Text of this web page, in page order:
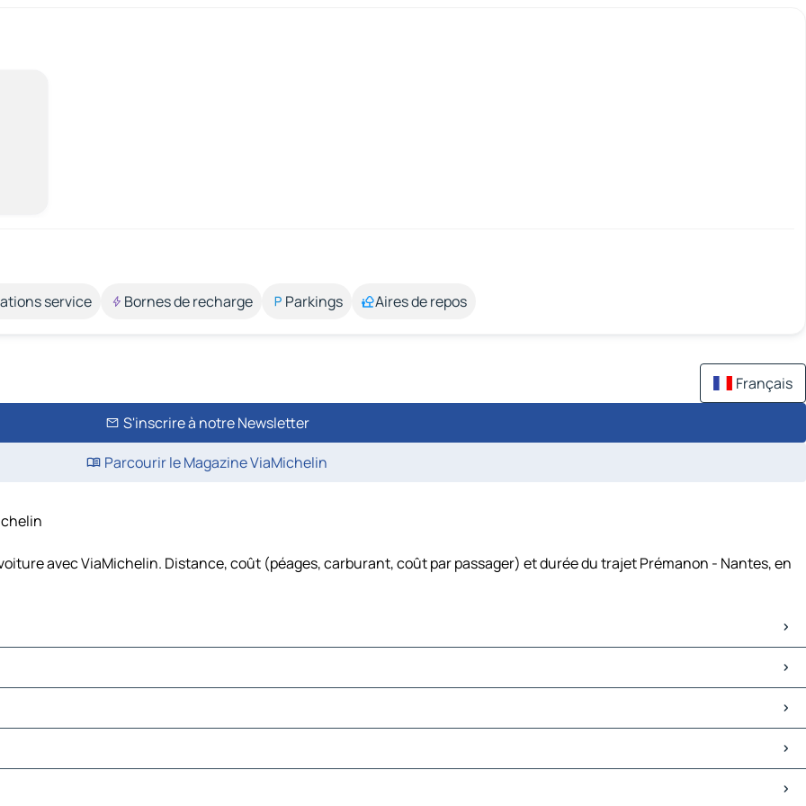
service Bornes de recharge Parkings Aires de repos
Français
S'inscrire à notre Newsletter
Parcourir le Magazine ViaMichelin
avec ViaMichelin. Distance, coût (péages, carburant, coût par passager) et durée du trajet Prémanon - Nantes, en